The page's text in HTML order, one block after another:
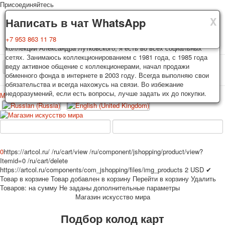
X
Доставка
Колоды, почтовые открытки тщательно упаковываются и
отправляются в течении 3-4 рабочих дней после оплаты.
Исключение: репринт под заказ, такие колоды карт отправляются в
течении 7-8 рабочих дней. Отправка осуществляется почтой России
с треком отслеживания. Цена пересылки зависит от веса и тарифов
почты на момент покупки. По желанию покупателя возможна
отправка СДЕК или другими транспортными компаниями.
X
Гарантия
Вы покупаете колоды игральных карт, почтовые открытки из частной
коллекции Александра Лутковского, я есть во всех социальных
сетях. Занимаюсь коллекционированием с 1981 года, с 1985 года
веду активное общение с коллекционерами, начал продажи
обменного фонда в интернете в 2003 году. Всегда выполняю свои
обязательства и всегда нахожусь на связи. Во избежание
недоразумений, если есть вопросы, лучше задать их до покупки.
X
Написать в чат WhatsApp
+7 953 863 11 78
Присоединяйтесь
TPL_PROTOSTAR_TOGGLE_MENU
Главная Игральные карты Открытки
Меню
Главная
Игральные карты
Эротические рисунки
Рекламные
Эротические фотоколоды
Пин-ап
Политические
Войти
0https://artcol.ru/ /ru/cart/view /ru/component/jshopping/product/view?
Itemid=0 /ru/cart/delete
https://artcol.ru/components/com_jshopping/files/img_products 2 USD ✔
Товар в корзине Товар добавлен в корзину Перейти в корзину Удалить
Товаров: на сумму Не заданы дополнительные параметры
Магазин искусство мира
Подбор колод карт